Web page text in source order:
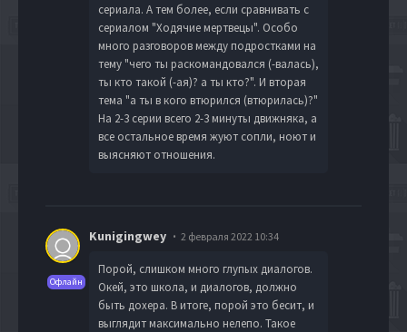
сериала. А тем более, если сравнивать с
сериалом "Ходячие мертвецы". Особо
много разговоров между подростками на
тему "чего ты раскомандовался (-валась),
ты кто такой (-ая)? а ты кто?". И вторая
тема "а ты в кого втюрился (втюрилась)?"
На 2-3 серии всего 2-3 минуты движняка, а
все остальное время жуют сопли, ноют и
выясняют отношения.
Офлайн
Kunigingwey 2 февраля 2022 10:34
Порой, слишком много глупых диалогов.
Окей, это школа, и диалогов, должно
быть дохера. В итоге, порой это бесит, и
выглядит максимально нелепо. Такое